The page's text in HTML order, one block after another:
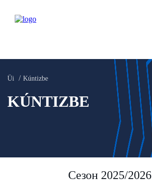
Üi Kúntizbe
KÚNTIZBE
Сезон 2025/2026